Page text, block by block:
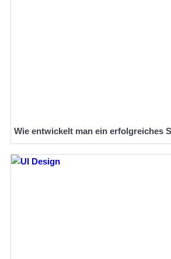
Wie entwickelt man ein erfolgreiches